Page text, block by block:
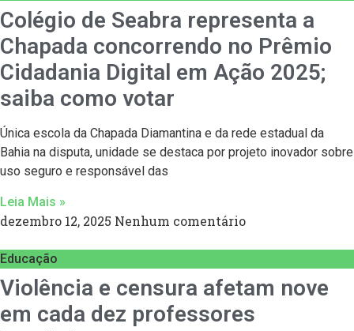
Colégio de Seabra representa a
Chapada concorrendo no Prêmio
Cidadania Digital em Ação 2025;
saiba como votar
Única escola da Chapada Diamantina e da rede estadual da
Bahia na disputa, unidade se destaca por projeto inovador sobre
uso seguro e responsável das
Leia Mais »
dezembro 12, 2025 Nenhum comentário
Educação
Violência e censura afetam nove
em cada dez professores